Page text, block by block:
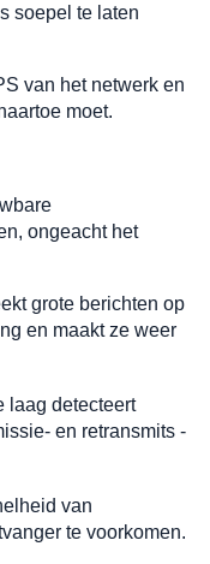
soepel te laten
van het netwerk en
moet.
ongeacht het
grote berichten op
en maakt ze weer
laag detecteert
en retransmits -
van
te voorkomen.